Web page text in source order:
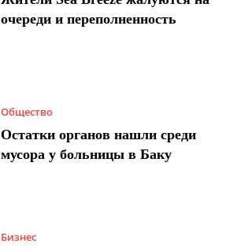
очереди и переполненность
Общество
Остатки органов нашли среди
мусора у больницы в Баку
Бизнес